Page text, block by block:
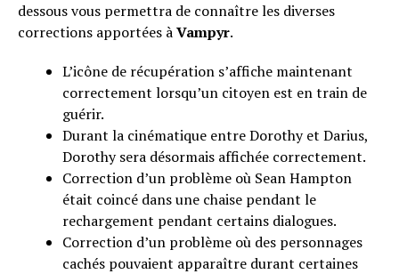
dessous vous permettra de connaître les diverses
corrections apportées àVampyr.
L’icône de récupération s’affiche maintenant
correctement lorsqu’un citoyen est en train de
guérir.
Durant la cinématique entre Dorothy et Darius,
Dorothy sera désormais affichée correctement.
Correction d’un problème où Sean Hampton
était coincé dans une chaise pendant le
rechargement pendant certains dialogues.
Correction d’un problème où des personnages
cachés pouvaient apparaître durant certaines